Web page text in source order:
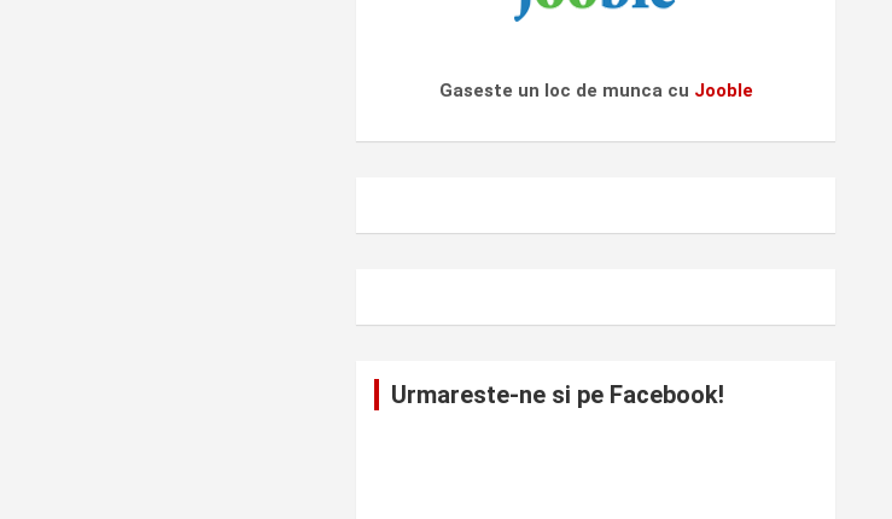
Gaseste un loc de munca cu Jooble
Urmareste-ne si pe Facebook!